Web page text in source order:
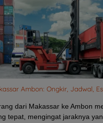
Ambon: Ongkir, Jadwal,
dari Makassar ke Ambon
tepat, mengingat jaraknya